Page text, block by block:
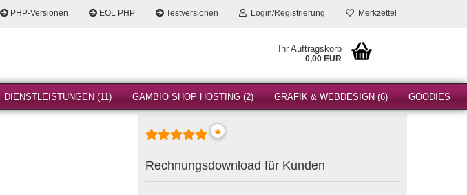
PHP-Versionen EOL PHP Testversionen Login/Registrierung Merkzettel
Ihr Auftragskorb
0,00 EUR
DIENSTLEISTUNGEN (11) GAMBIO SHOP HOSTING (2) GRAFIK & WEBDESIGN (6) GOODIES
*
Rechnungsdownload für Kunden